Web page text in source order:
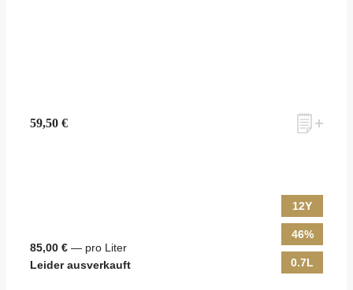
59,50 €
85,00 € — pro Liter
Leider ausverkauft
12Y
46%
0.7L